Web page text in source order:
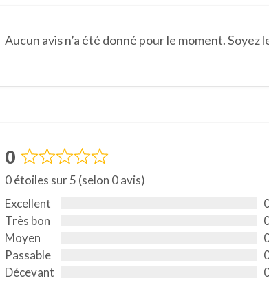
Aucun avis n’a été donné pour le moment. Soyez
0
N
o
t
é
0
s
u
0 étoiles sur 5 (selon 0 avis)
Excellent
Très bon
Moyen
Passable
Décevant